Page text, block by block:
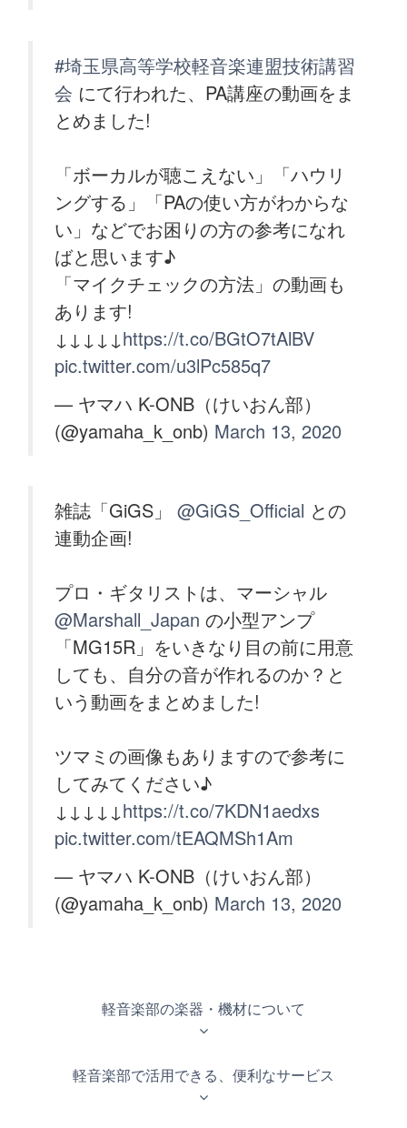
#埼玉県高等学校軽音楽連盟技術講習
会 にて行われた、PA講座の動画をま
とめました!
「ボーカルが聴こえない」「ハウリ
ングする」「PAの使い方がわからな
い」などでお困りの方の参考になれ
ばと思います♪
「マイクチェックの方法」の動画も
あります!
↓↓↓↓↓https://t.co/BGtO7tAlBV
pic.twitter.com/u3lPc585q7
— ヤマハ K-ONB（けいおん部）
(@yamaha_k_onb) March 13, 2020
雑誌「GiGS」 @GiGS_Official との
連動企画!
プロ・ギタリストは、マーシャル
@Marshall_Japan の小型アンプ
「MG15R」をいきなり目の前に用意
しても、自分の音が作れるのか？と
いう動画をまとめました!
ツマミの画像もありますので参考に
してみてください♪
↓↓↓↓↓https://t.co/7KDN1aedxs
pic.twitter.com/tEAQMSh1Am
— ヤマハ K-ONB（けいおん部）
(@yamaha_k_onb) March 13, 2020
軽音楽部の楽器・機材について
軽音楽部で活用できる、便利なサービス